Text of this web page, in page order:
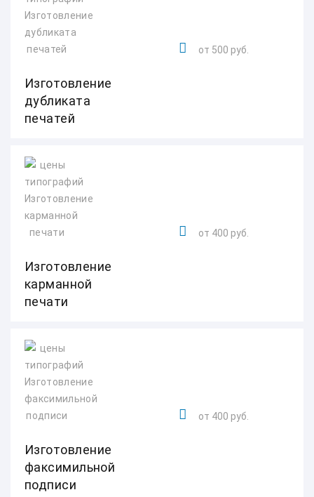
Изготовление
дубликата
печатей
от 500 руб.
Изготовление
карманной
печати
от 400 руб.
Изготовление
факсимильной
подписи
от 400 руб.